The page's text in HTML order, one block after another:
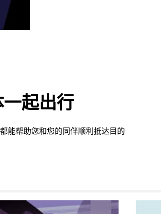
起出行
能帮助您和您的同伴顺利抵达目的